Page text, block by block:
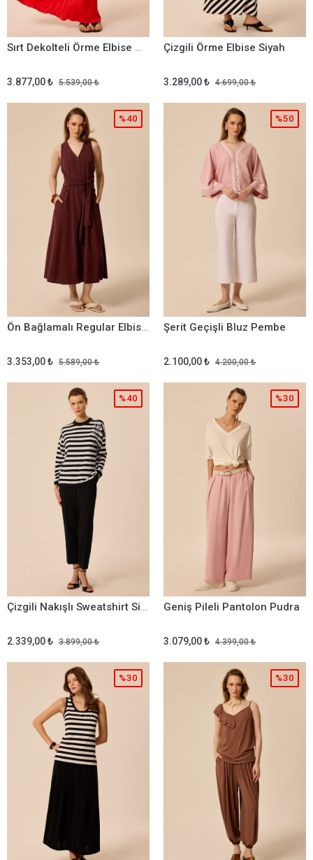
Sırt Dekolteli Örme Elbise Mercan
3.877,00 ₺ 5.539,00 ₺
Çizgili Örme Elbise Siyah
3.289,00 ₺ 4.699,00 ₺
Ön Bağlamalı Regular Elbise Mürdüm
3.353,00 ₺ 5.589,00 ₺
%40
Şerit Geçişli Bluz Pembe
2.100,00 ₺ 4.200,00 ₺
%50
Çizgili Nakışlı Sweatshirt Siyah
2.339,00 ₺ 3.899,00 ₺
%40
Geniş Pileli Pantolon Pudra
3.079,00 ₺ 4.399,00 ₺
%30
%30 %30